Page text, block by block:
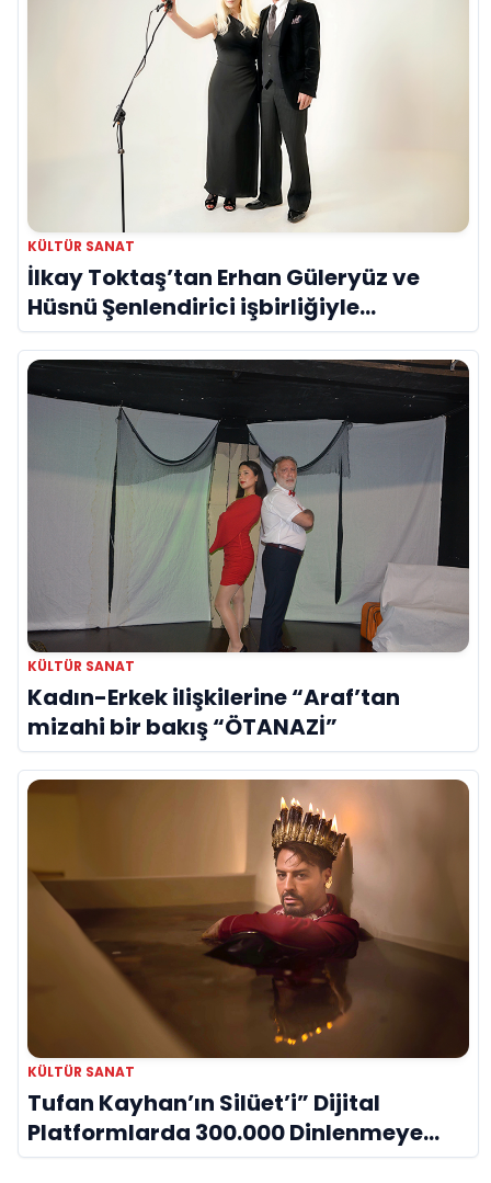
KÜLTÜR SANAT
İlkay Toktaş’tan Erhan Güleryüz ve
Hüsnü Şenlendirici işbirliğiyle
duygusal bir aşk manifestosu: “Deliler
Gibi”
KÜLTÜR SANAT
Kadın-Erkek ilişkilerine “Araf’tan
mizahi bir bakış “ÖTANAZİ”
KÜLTÜR SANAT
Tufan Kayhan’ın Silüet’i” Dijital
Platformlarda 300.000 Dinlenmeye
Ulaştı